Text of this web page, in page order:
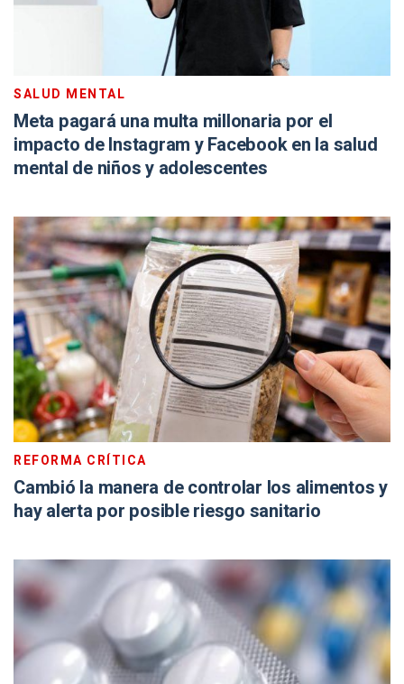
SALUD MENTAL
Meta pagará una multa millonaria por el
impacto de Instagram y Facebook en la salud
mental de niños y adolescentes
REFORMA CRÍTICA
Cambió la manera de controlar los alimentos y
hay alerta por posible riesgo sanitario